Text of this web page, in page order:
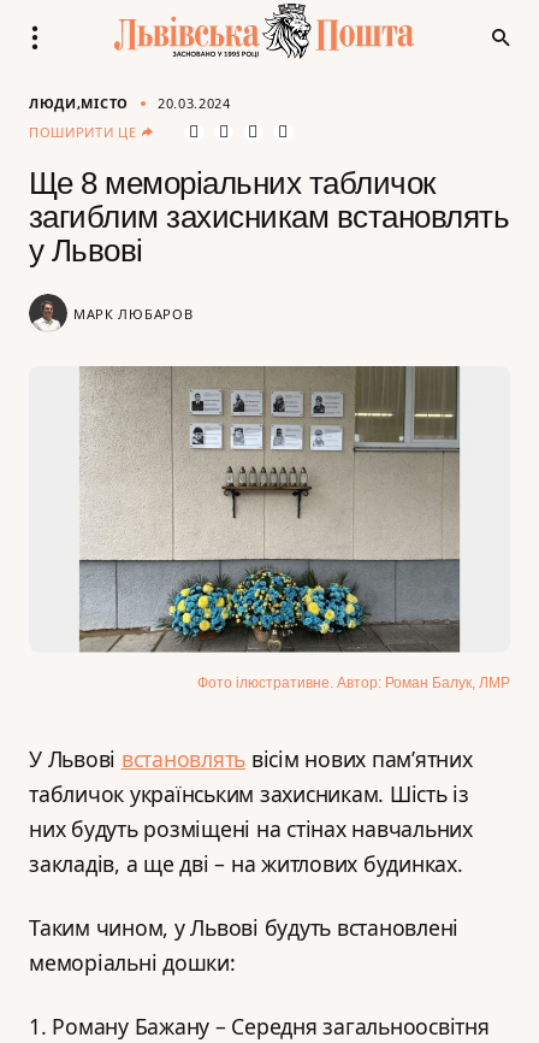
ЛЮДИ МІСТО
20.03.2024
ПОШИРИТИ ЦЕ
Ще 8 меморіальних табличок
загиблим захисникам встановлять
у Львові
МАРК ЛЮБАРОВ
Фото ілюстративне. Автор: Роман Балук, ЛМР
У Львові встановлять вісім нових пам’ятних
табличок українським захисникам. Шість із
них будуть розміщені на стінах навчальних
закладів, а ще дві – на житлових будинках.
Таким чином, у Львові будуть встановлені
меморіальні дошки:
1. Роману Бажану – Середня загальноосвітня